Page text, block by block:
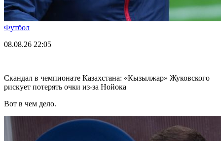
Футбол
08.08.26 22:05
Скандал в чемпионате Казахстана: «Кызылжар» Жуковского
рискует потерять очки из-за Нойока
Вот в чем дело.